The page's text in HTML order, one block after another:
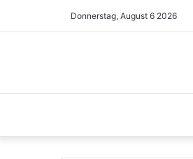
Donnerstag, August 6 2026